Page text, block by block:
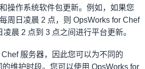
操作系统软件包更新。例如，如果您
周日凌晨 2 点，则 OpsWorks for Chef
晨 2 点到 3 点之间进行平台更新。
服务器，因此您可以为不同的
维护时段。您可以使用 OpsWorks for